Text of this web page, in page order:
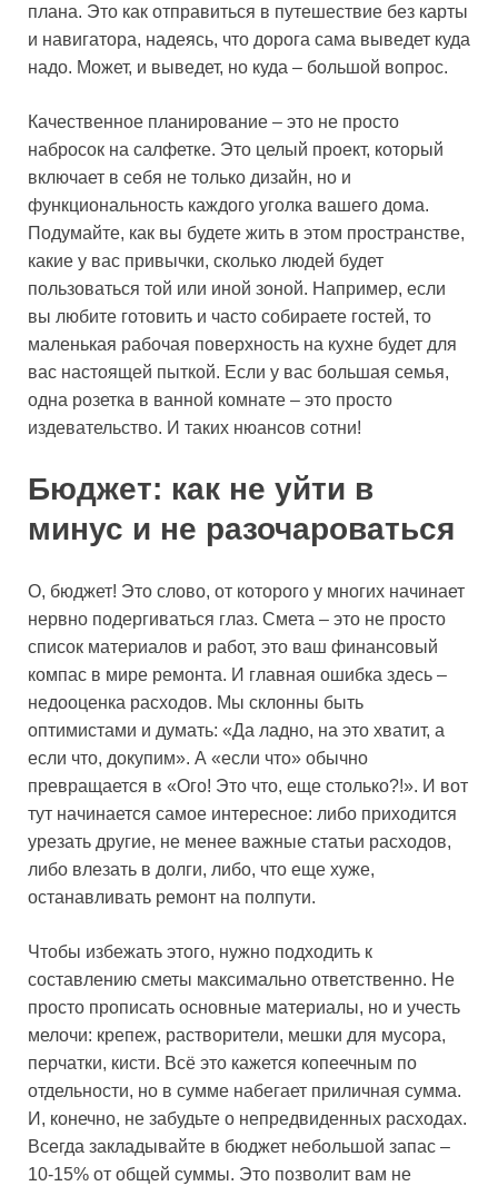
плана. Это как отправиться в путешествие без карты
и навигатора, надеясь, что дорога сама выведет куда
надо. Может, и выведет, но куда – большой вопрос.
Качественное планирование – это не просто
набросок на салфетке. Это целый проект, который
включает в себя не только дизайн, но и
функциональность каждого уголка вашего дома.
Подумайте, как вы будете жить в этом пространстве,
какие у вас привычки, сколько людей будет
пользоваться той или иной зоной. Например, если
вы любите готовить и часто собираете гостей, то
маленькая рабочая поверхность на кухне будет для
вас настоящей пыткой. Если у вас большая семья,
одна розетка в ванной комнате – это просто
издевательство. И таких нюансов сотни!
Бюджет: как не уйти в
минус и не разочароваться
О, бюджет! Это слово, от которого у многих начинает
нервно подергиваться глаз. Смета – это не просто
список материалов и работ, это ваш финансовый
компас в мире ремонта. И главная ошибка здесь –
недооценка расходов. Мы склонны быть
оптимистами и думать: «Да ладно, на это хватит, а
если что, докупим». А «если что» обычно
превращается в «Ого! Это что, еще столько?!». И вот
тут начинается самое интересное: либо приходится
урезать другие, не менее важные статьи расходов,
либо влезать в долги, либо, что еще хуже,
останавливать ремонт на полпути.
Чтобы избежать этого, нужно подходить к
составлению сметы максимально ответственно. Не
просто прописать основные материалы, но и учесть
мелочи: крепеж, растворители, мешки для мусора,
перчатки, кисти. Всё это кажется копеечным по
отдельности, но в сумме набегает приличная сумма.
И, конечно, не забудьте о непредвиденных расходах.
Всегда закладывайте в бюджет небольшой запас –
10-15% от общей суммы. Это позволит вам не